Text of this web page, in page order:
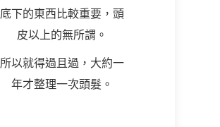
底下的東西比較重要，頭
皮以上的無所謂。
所以就得過且過，大約一
年才整理一次頭髮。